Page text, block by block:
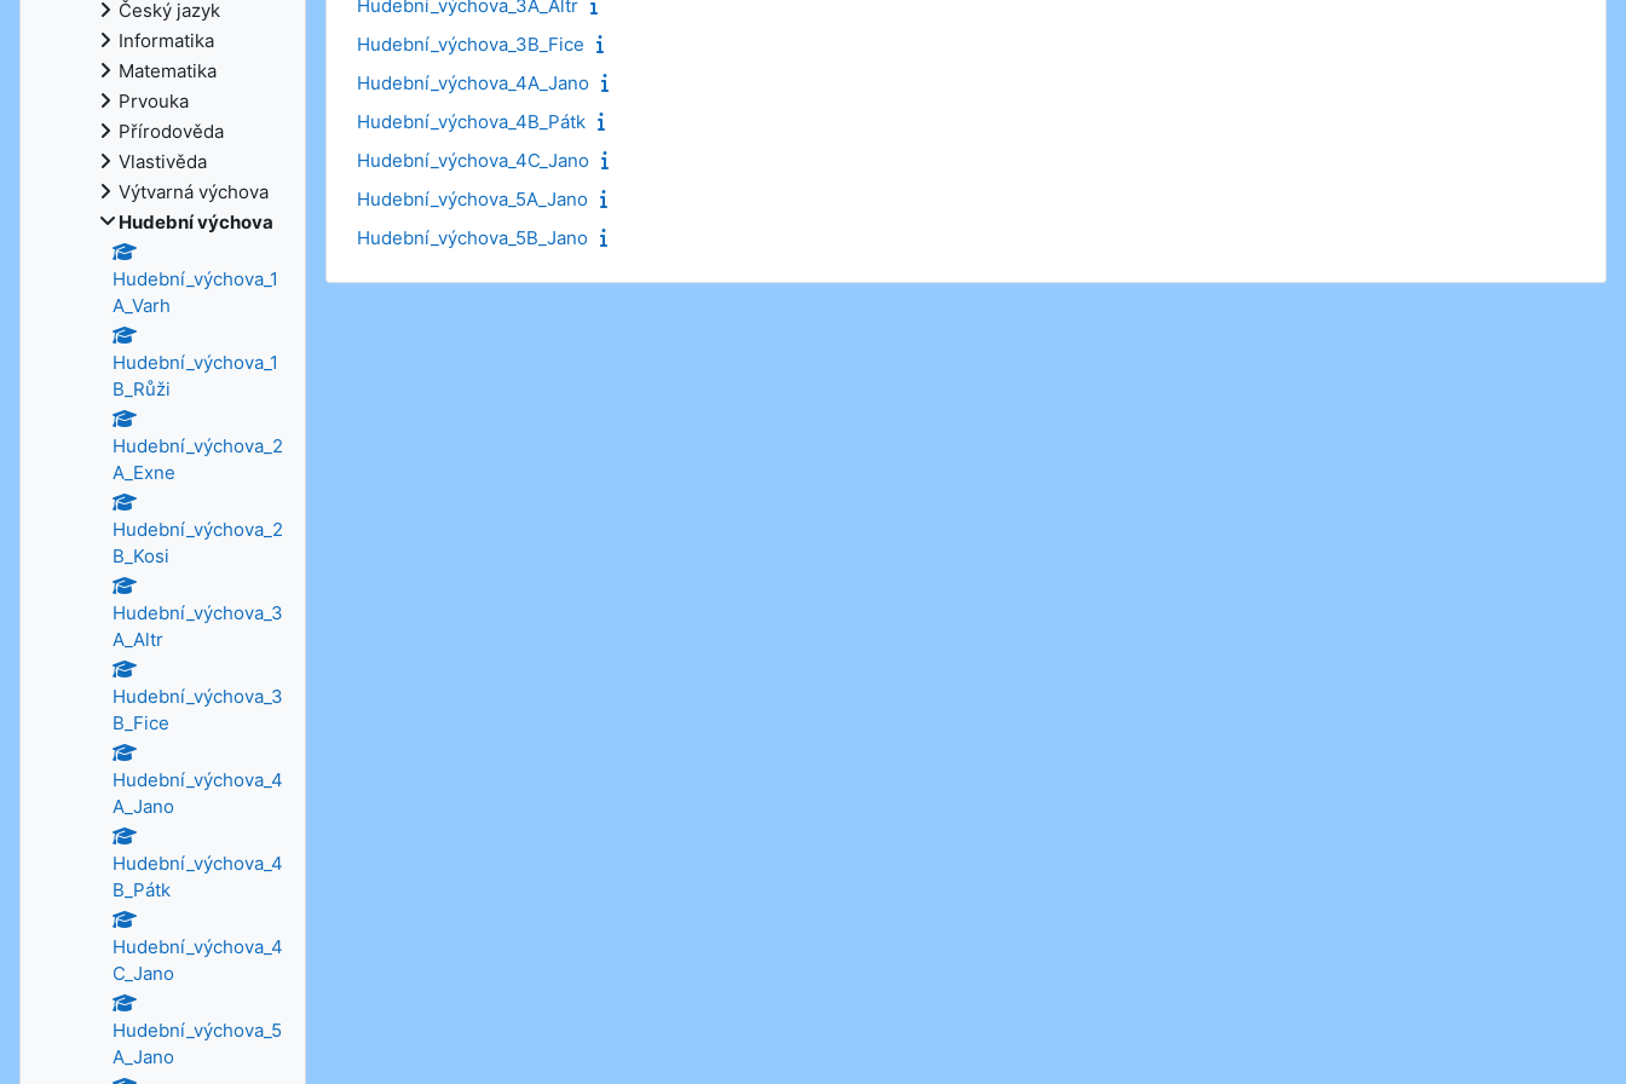
Hudební_výchova_3A_Altr
Hudební_výchova_3B_Fice
Hudební_výchova_4A_Jano
Hudební_výchova_4B_Pátk
Hudební_výchova_4C_Jano
Hudební_výchova_5A_Jano
Hudební_výchova_5B_Jano
Český jazyk
Informatika
Matematika
Prvouka
Přírodověda
Vlastivěda
Výtvarná výchova
Hudební výchova
Hudební_výchova_1
A_Varh
Hudební_výchova_1
B_Růži
Hudební_výchova_2
A_Exne
Hudební_výchova_2
B_Kosi
Hudební_výchova_3
A_Altr
Hudební_výchova_3
B_Fice
Hudební_výchova_4
A_Jano
Hudební_výchova_4
B_Pátk
Hudební_výchova_4
C_Jano
Hudební_výchova_5
A_Jano